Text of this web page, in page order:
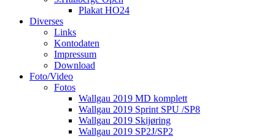
Plakat HO24
Diverses
Links
Kontodaten
Impressum
Download
Foto/Video
Fotos
Wallgau 2019 MD komplett
Wallgau 2019 Sprint SPU /SP8
Wallgau 2019 Skijøring
Wallgau 2019 SP2J/SP2